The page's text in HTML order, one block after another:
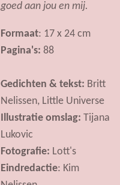
goed aan jou en mij.
Formaat: 17 x 24 cm
Pagina's: 88
Gedichten & tekst: Britt
Nelissen, Little Universe
Illustratie omslag: Tijana
Lukovic
Fotografie: Lott's
Eindredactie: Kim